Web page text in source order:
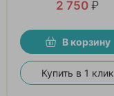
2 750 ₽
В корзину
Купить в 1 клик